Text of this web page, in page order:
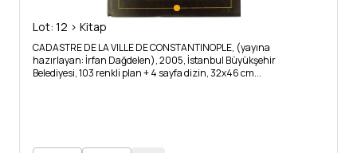
Lot: 12 > Kitap
CADASTRE DE LA VILLE DE CONSTANTINOPLE, (yayına
hazırlayan: İrfan Dağdelen), 2005, İstanbul Büyükşehir
Belediyesi, 103 renkli plan + 4 sayfa dizin, 32x46 cm...